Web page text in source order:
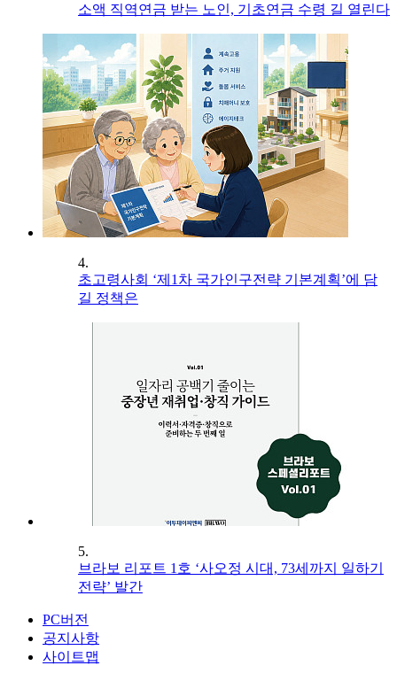
소액 직역연금 받는 노인, 기초연금 수령 길 열린다
4.
초고령사회 ‘제1차 국가인구전략 기본계획’에 담
길 정책은
5.
브라보 리포트 1호 ‘사오정 시대, 73세까지 일하기
전략’ 발간
PC버전
공지사항
사이트맵